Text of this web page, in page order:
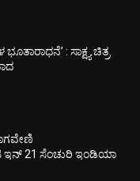
: ಸಾಕ್ಷ್ಯ ಚಿತ್ರ
21 ಸೆಂಚುರಿ ಇಂಡಿಯಾ